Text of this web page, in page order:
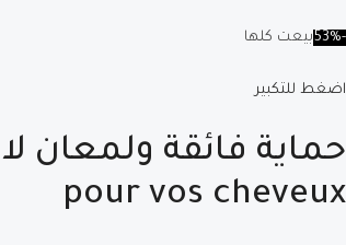
-53% بيعت كلها
اضغط للتكبير
pour vos cheveux